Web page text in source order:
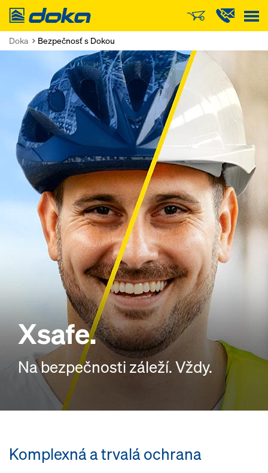
Doka
Doka Bezpečnosť s Dokou
Xsafe.
Na bezpečnosti záleží. Vždy.
Komplexná a trvalá ochrana